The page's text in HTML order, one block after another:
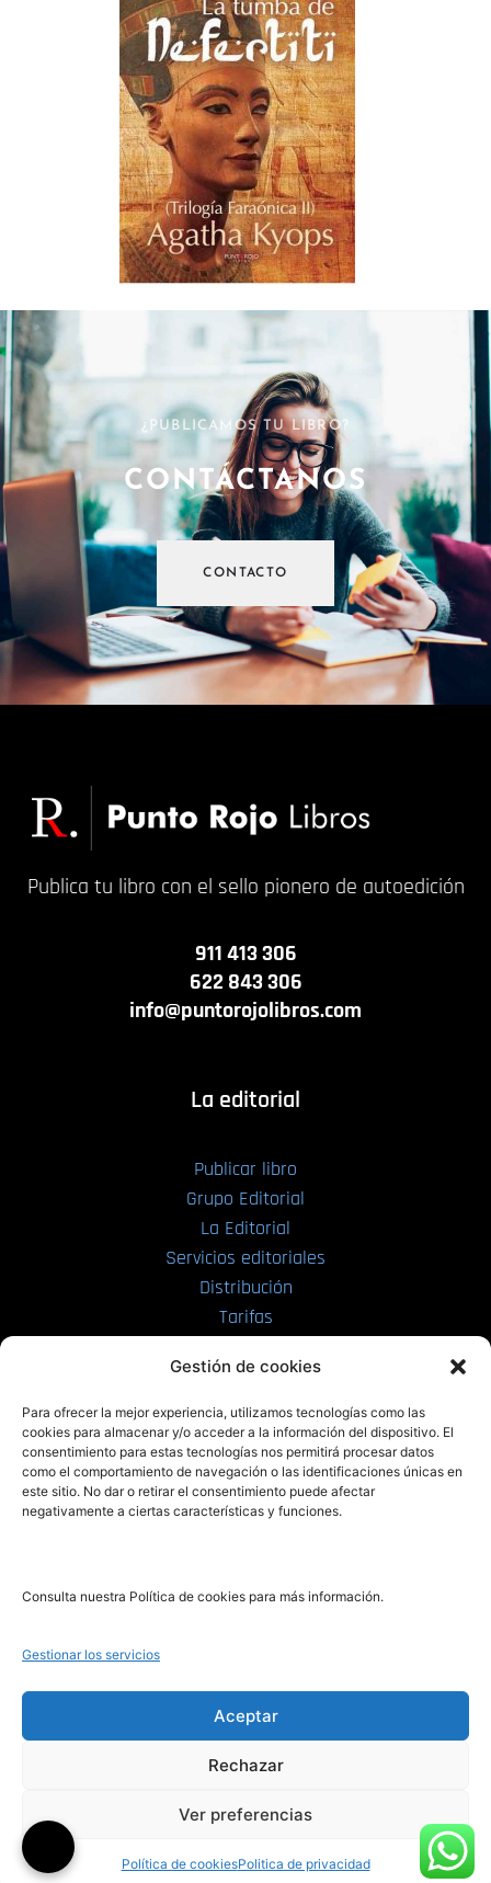
Gestión de cookies
Para ofrecer la mejor experiencia, utilizamos tecnologías como las
cookies para almacenar y/o acceder a la información del dispositivo. El
consentimiento para estas tecnologías nos permitirá procesar datos
como el comportamiento de navegación o las identificaciones únicas en
este sitio. No dar o retirar el consentimiento puede afectar
negativamente a ciertas características y funciones.
Consulta nuestra Política de cookies para más información.
Gestionar los servicios
Aceptar
Rechazar
Ver preferencias
Política de cookiesPolitica de privacidad
¿PUBLICAMOS TU LIBRO?
CONTÁCTANOS
CONTACTO
Publica tu libro con el sello pionero de autoedición
911 413 306
622 843 306
info@puntorojolibros.com
La editorial
Publicar libro
Grupo Editorial
La Editorial
Servicios editoriales
Distribución
Tarifas
PRL | Films
PRL | Play
PRL | LAB
Noticias
Legal
Aviso Legal
Política de Cookies
Política de Privacidad